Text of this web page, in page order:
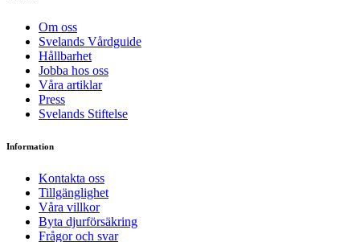
Om oss
Svelands Vårdguide
Hållbarhet
Jobba hos oss
Våra artiklar
Press
Svelands Stiftelse
Information
Kontakta oss
Tillgänglighet
Våra villkor
Byta djurförsäkring
Frågor och svar